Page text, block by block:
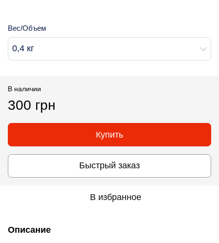
Вес/Объем
0,4 кг
В наличии
300 грн
Купить
Быстрый заказ
В избранное
Описание